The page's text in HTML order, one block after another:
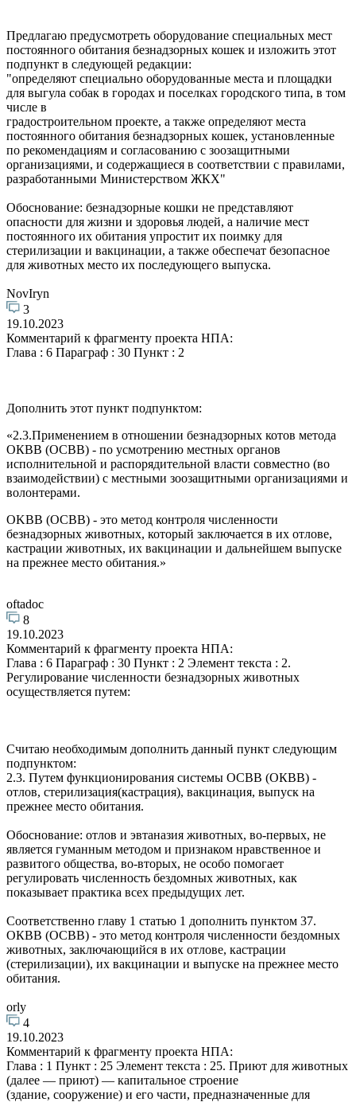
Предлагаю предусмотреть оборудование специальных мест
постоянного обитания безнадзорных кошек и изложить этот
подпункт в следующей редакции:
"определяют специально оборудованные места и площадки
для выгула собак в городах и поселках городского типа, в том
числе в
градостроительном проекте, а также определяют места
постоянного обитания безнадзорных кошек, установленные
по рекомендациям и согласованию с зоозащитными
организациями, и содержащиеся в соответствии с правилами,
разработанными Министерством ЖКХ"
Обоснование: безнадзорные кошки не представляют
опасности для жизни и здоровья людей, а наличие мест
постоянного их обитания упростит их поимку для
стерилизации и вакцинации, а также обеспечат безопасное
для животных место их последующего выпуска.
NovIryn
3
19.10.2023
Комментарий к фрагменту проекта НПА:
Глава : 6 Параграф : 30 Пункт : 2
Дополнить этот пункт подпунктом:
«2.3.Применением в отношении безнадзорных котов метода
ОКВВ (ОСВВ) - по усмотрению местных органов
исполнительной и распорядительной власти совместно (во
взаимодействии) с местными зоозащитными организациями и
волонтерами.
OKBB (OCBB) - это метод контроля численности
безнадзорных животных, который заключается в их отлове,
кастрации животных, их вакцинации и дальнейшем выпуске
на прежнее место обитания.»
oftadoc
8
19.10.2023
Комментарий к фрагменту проекта НПА:
Глава : 6 Параграф : 30 Пункт : 2 Элемент текста : 2.
Регулирование численности безнадзорных животных
осуществляется путем:
Считаю необходимым дополнить данный пункт следующим
подпунктом:
2.3. Путем функционирования системы ОСВВ (ОКВВ) -
отлов, стерилизация(кастрация), вакцинация, выпуск на
прежнее место обитания.
Обоснование: отлов и эвтаназия животных, во-первых, не
является гуманным методом и признаком нравственное и
развитого общества, во-вторых, не особо помогает
регулировать численность бездомных животных, как
показывает практика всех предыдущих лет.
Соответственно главу 1 статью 1 дополнить пунктом 37.
ОКВВ (ОСВВ) - это метод контроля численности бездомных
животных, заключающийся в их отлове, кастрации
(стерилизации), их вакцинации и выпуске на прежнее место
обитания.
orly
4
19.10.2023
Комментарий к фрагменту проекта НПА:
Глава : 1 Пункт : 25 Элемент текста : 25. Приют для животных
(далее — приют) — капитальное строение
(здание, сооружение) и его части, предназначенные для